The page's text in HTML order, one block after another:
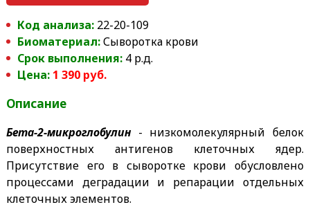
Код анализа: 22-20-109
Биоматериал:Сыворотка крови
Срок выполнения:4 р.д.
Цена: 1 390 руб.
Описание
Бета-2-микроглобулин- низкомолекулярный белок
поверхностных антигенов клеточных ядер.
Присутствие его в сыворотке крови обусловлено
процессами деградации и репарации отдельных
клеточных элементов.